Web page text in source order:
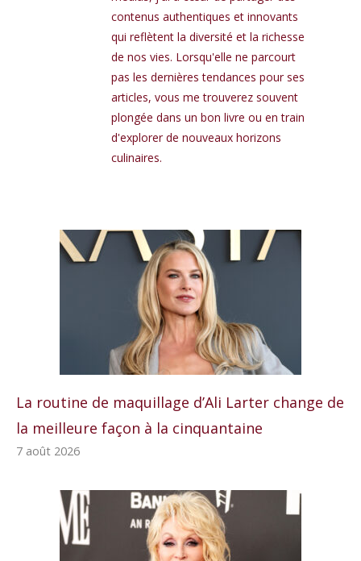
contenus authentiques et innovants
qui reflètent la diversité et la richesse
de nos vies. Lorsqu'elle ne parcourt
pas les dernières tendances pour ses
articles, vous me trouverez souvent
plongée dans un bon livre ou en train
d'explorer de nouveaux horizons
culinaires.
La routine de maquillage d’Ali Larter change de
la meilleure façon à la cinquantaine
7 août 2026